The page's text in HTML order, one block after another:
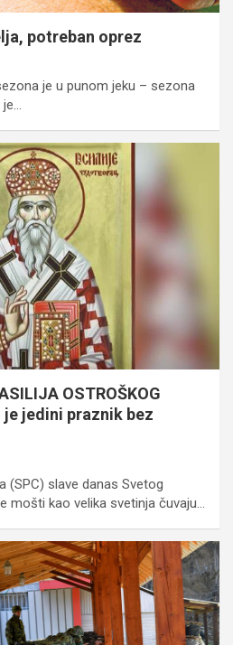
potreban oprez
je u punom jeku – sezona
je…
OSTROŠKOG
je jedini praznik bez
(SPC) slave danas Svetog
mošti kao velika svetinja čuvaju…